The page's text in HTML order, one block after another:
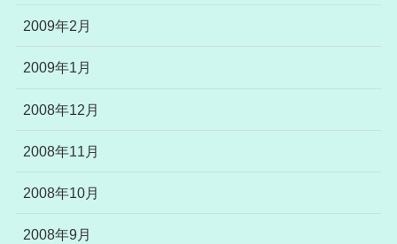
2009年2月
2009年1月
2008年12月
2008年11月
2008年10月
2008年9月